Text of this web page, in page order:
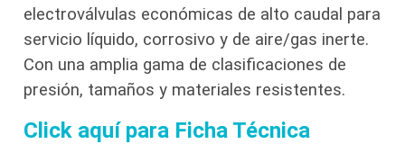
electroválvulas económicas de alto caudal para
servicio líquido, corrosivo y de aire/gas inerte.
Con una amplia gama de clasificaciones de
presión, tamaños y materiales resistentes.
Click aquí para Ficha Técnica